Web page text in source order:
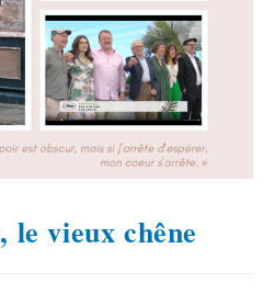
le vieux chêne